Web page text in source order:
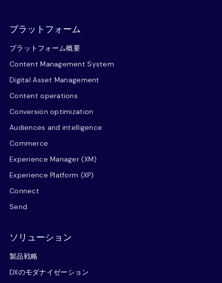
プラットフォーム
プラットフォーム概要
Content Management System
Digital Asset Management
Content operations
Conversion optimization
Audiences and intelligence
Commerce
Experience Manager (XM)
Experience Platform (XP)
Connect
Send
ソリューション
製品戦略
DXのモダナイゼーション